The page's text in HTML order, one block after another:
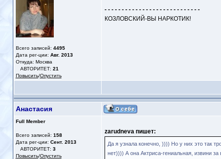
Всего записей: 4495
Дата рег-ции: Авг. 2013
Откуда: Москва
АВТОРИТЕТ: 21
Повысить/Опустить
- - - - - - - - - - - - - - - - - - - - - - - - - - - -
КОЗЛОВСКИЙ-ВЫ НАРКОТИК!
Анастасия
Full Member
Всего записей: 158
Дата рег-ции: Сент. 2013
АВТОРИТЕТ: 3
Повысить/Опустить
zarudneva пишет:
Да я узнала конечно, )))) Но у них это так
нет)))) А она Актриса-гениальная, извини